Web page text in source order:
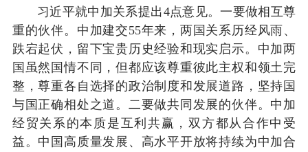
习近平就中加关系提出4点意见。一要做相互尊
重的伙伴。中加建交55年来，两国关系历经风雨、
跌宕起伏，留下宝贵历史经验和现实启示。中加两
国虽然国情不同，但都应该尊重彼此主权和领土完
整，尊重各自选择的政治制度和发展道路，坚持国
与国正确相处之道。二要做共同发展的伙伴。中加
经贸关系的本质是互利共赢，双方都从合作中受
益。中国高质量发展、高水平开放将持续为中加合